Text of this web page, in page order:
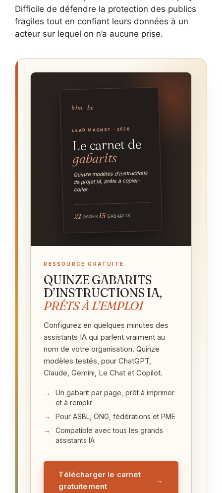
Difficile de défendre la protection des publics
fragiles tout en confiant leurs données à un
acteur sur lequel on n’a aucune prise.
k1m · be
LEAD MAGNET · 2026
Le carnet de
gabarits
Quinze modèles d’instructions
de projet IA, prêts à copier-
coller.
21PAGES15GABARITS
RESSOURCE GRATUITE
QUINZE GABARITS
D’INSTRUCTIONS IA,
PRÊTS À L’EMPLOI
Configurez en quelques minutes des
assistants IA qui parlent vraiment au
nom de votre organisation. Quinze
modèles testés, pour ChatGPT,
Claude, Gemini, Le Chat et Copilot.
Un gabarit par page, prêt à imprimer
et à remplir
Pour ASBL, ONG, fédérations et PME
Compatible avec tous les grands
assistants IA
Télécharger le carnet
gratuitement
→